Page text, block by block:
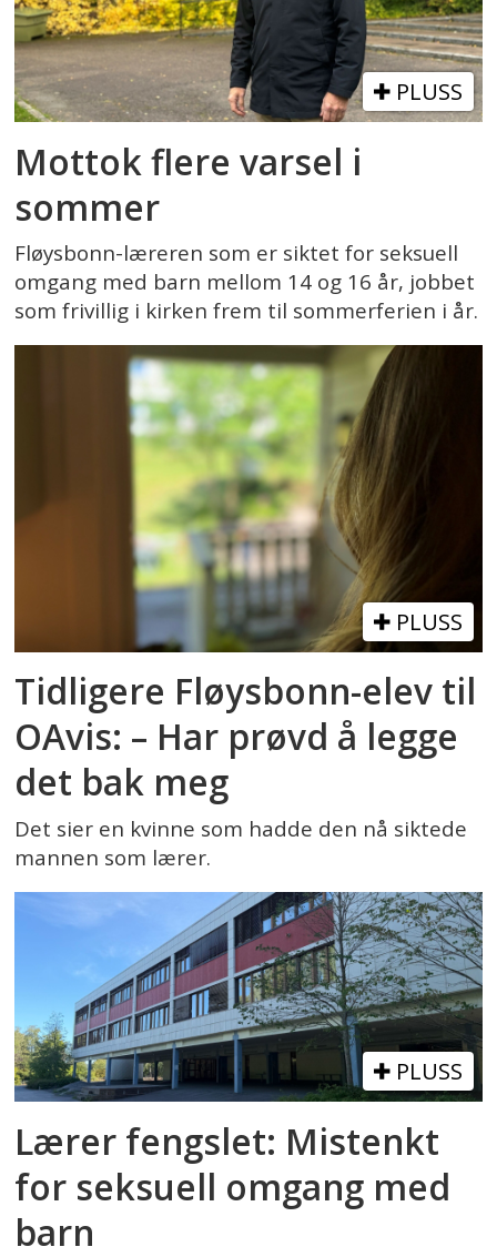
PLUSS
Mottok flere varsel i
sommer
Fløysbonn-læreren som er siktet for seksuell
omgang med barn mellom 14 og 16 år, jobbet
som frivillig i kirken frem til sommerferien i år.
PLUSS
Tidligere Fløysbonn-elev til
OAvis: – Har prøvd å legge
det bak meg
Det sier en kvinne som hadde den nå siktede
mannen som lærer.
PLUSS
Lærer fengslet: Mistenkt
for seksuell omgang med
barn